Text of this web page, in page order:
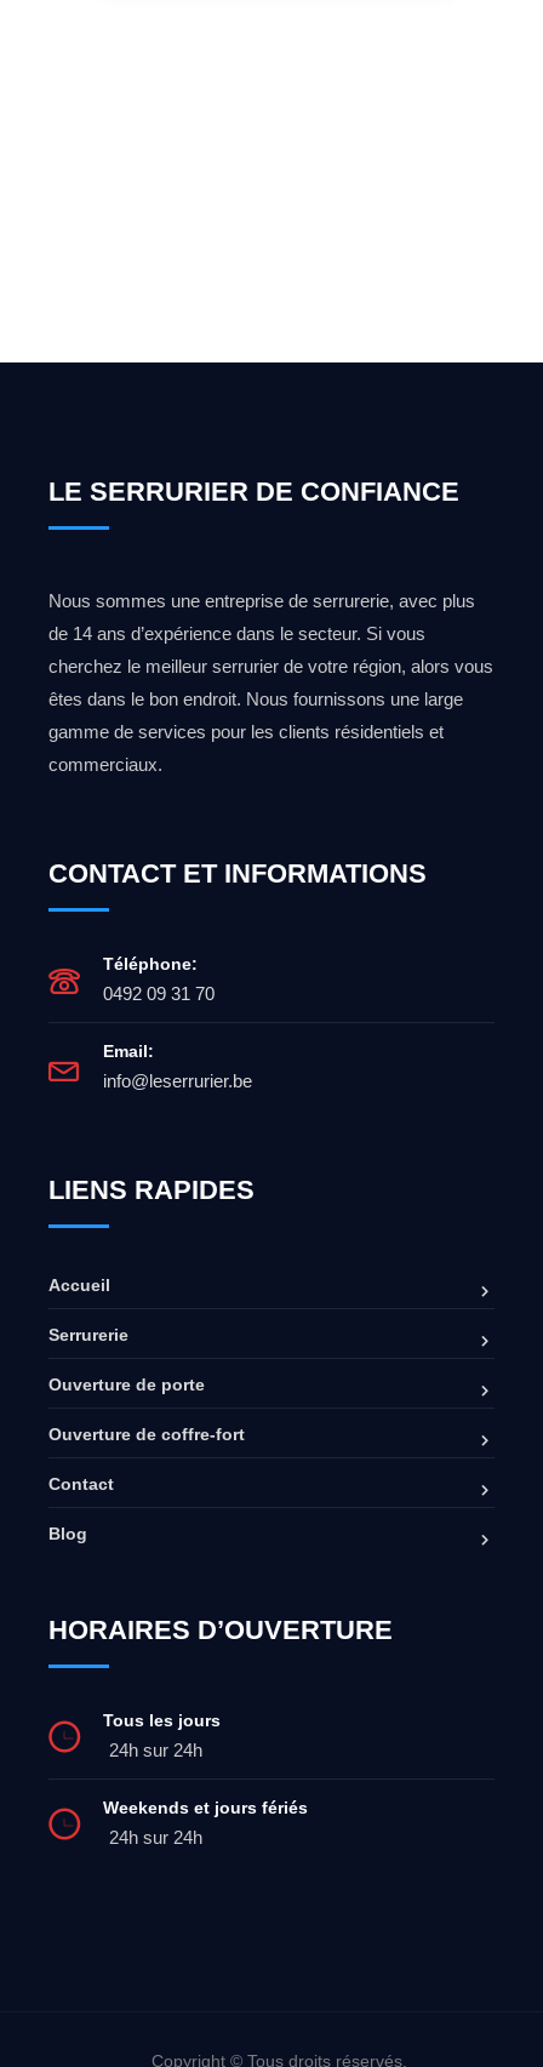
LE SERRURIER DE CONFIANCE
Nous sommes une entreprise de serrurerie, avec plus
de 14 ans d’expérience dans le secteur. Si vous
cherchez le meilleur serrurier de votre région, alors vous
êtes dans le bon endroit. Nous fournissons une large
gamme de services pour les clients résidentiels et
commerciaux.
CONTACT ET INFORMATIONS
Téléphone:
0492 09 31 70
Email:
info@leserrurier.be
LIENS RAPIDES
Accueil
Serrurerie
Ouverture de porte
Ouverture de coffre-fort
Contact
Blog
HORAIRES D’OUVERTURE
Tous les jours
24h sur 24h
Weekends et jours fériés
24h sur 24h
Copyright © Tous droits réservés.